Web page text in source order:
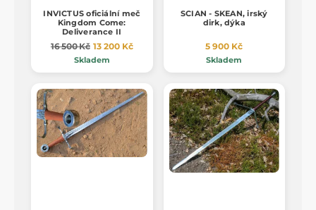
INVICTUS oficiální meč
Kingdom Come:
Deliverance II
16 500 Kč 13 200 Kč
Skladem
SCIAN - SKEAN, irský
dirk, dýka
5 900 Kč
Skladem